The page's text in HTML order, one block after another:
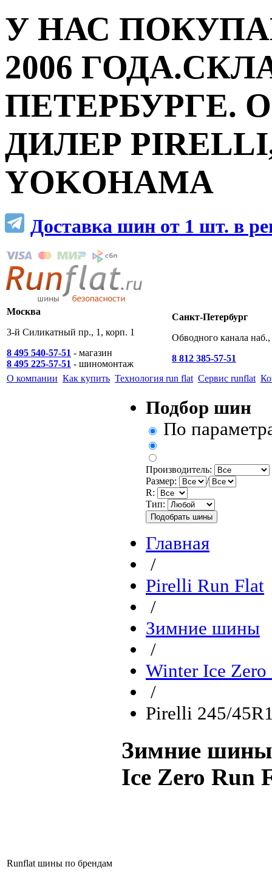
У НАС
2006
ПЕТЕРБУРГЕ.
ДИЛЕР
YOKOHAMA
Доставка шин от 1 шт. в
Москва
3-й Силикатный пр., 1, корп. 1
8 495 540-57-51 - магазин
8 495 225-57-51 - шиномонтаж
Санкт-Петербург
Обводного канала
8 812 385-57-51
О компании Как купить Технология run flat Сервис runflat
Runflat шины по брендам
Подбор шин
По
Производитель:
Размер:
/
R:
Тип:
Главная
/
Pirelli Run Flat
/
Зимние шины
/
Winter Ice Zero
/
Pirelli 245/
Зимние шины
Ice Zero Run